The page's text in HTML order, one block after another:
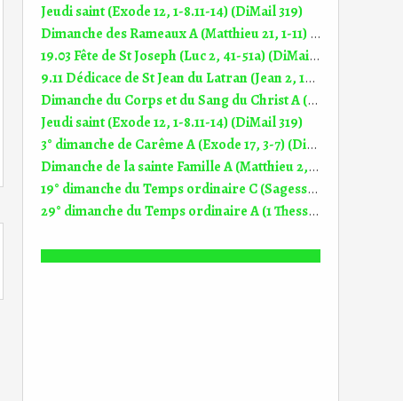
Jeudi saint (Exode 12, 1-8.11-14) (DiMail 319)
Dimanche des Rameaux A (Matthieu 21, 1-11) (DiMail 13)
19.03 Fête de St Joseph (Luc 2, 41-51a) (DiMail 439)
9.11 Dédicace de St Jean du Latran (Jean 2, 13-22) (DiMail 94)
Dimanche du Corps et du Sang du Christ A (Deutéronome 8, 2-3.14b-16a) (DiMail 169)
Jeudi saint (Exode 12, 1-8.11-14) (DiMail 319)
3° dimanche de Carême A (Exode 17, 3-7) (DiMail 156)
Dimanche de la sainte Famille A (Matthieu 2, 13-15.19-23) (DiMail 307)
19° dimanche du Temps ordinaire C (Sagesse 18, 6-9) (DiMail 284)
29° dimanche du Temps ordinaire A (1 Thessaloniciens 1, 1-5b) (DiMail 364)